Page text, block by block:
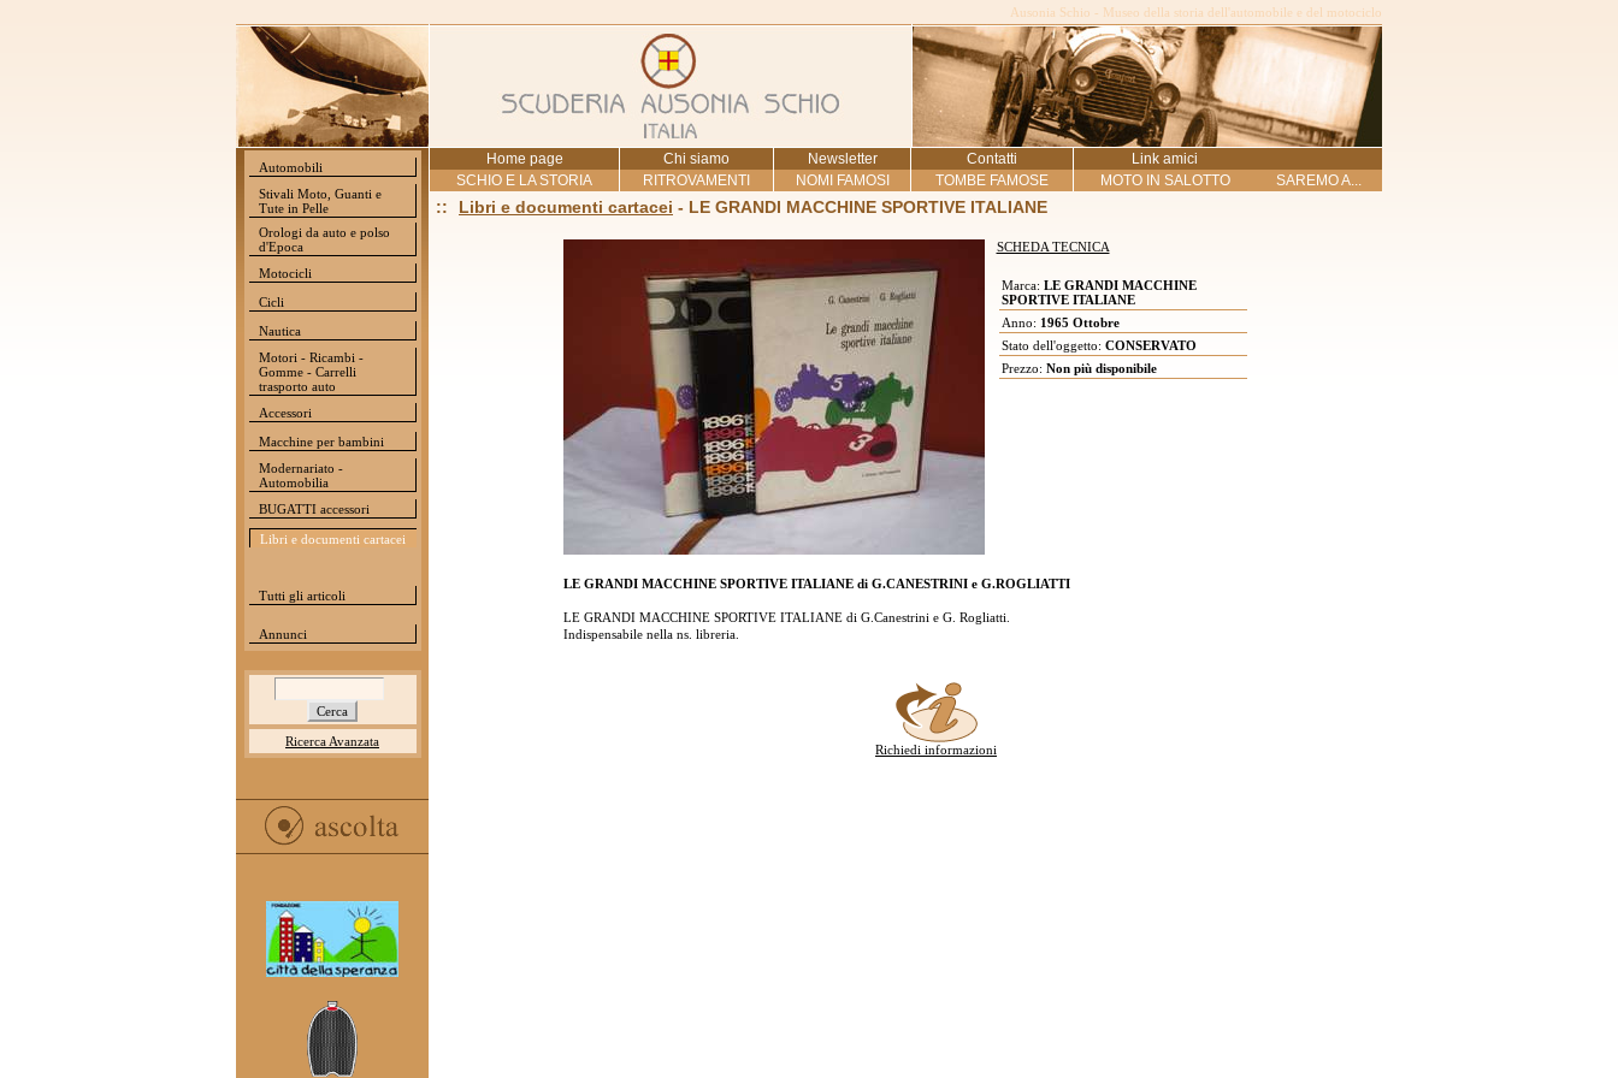
Ausonia Schio - Museo della storia dell'automobile e del motociclo
Automobili
Stivali Moto, Guanti e
Tute in Pelle
Orologi da auto e polso
d'Epoca
Motocicli
Cicli
Nautica
Motori - Ricambi -
Gomme - Carrelli
trasporto auto
Accessori
Macchine per bambini
Modernariato -
Automobilia
BUGATTI accessori
Libri e documenti cartacei
Tutti gli articoli
Annunci
Ricerca Avanzata
Home page Chi siamo Newsletter Contatti
Link amici
SCHIO E LA STORIA
RITROVAMENTI NOMI FAMOSI TOMBE FAMOSE MOTO IN SALOTTO SAREMO A...
:: Libri e documenti cartacei - LE GRANDI MACCHINE SPORTIVE ITALIANE
SCHEDA TECNICA
Marca: LE GRANDI MACCHINE
SPORTIVE ITALIANE
Anno: 1965 Ottobre
Stato dell'oggetto: CONSERVATO
Prezzo: Non più disponibile
LE GRANDI MACCHINE SPORTIVE ITALIANE di G.CANESTRINI e G.ROGLIATTI
LE GRANDI MACCHINE SPORTIVE ITALIANE di G.Canestrini e G. Rogliatti.
Indispensabile nella ns. libreria.
Richiedi informazioni